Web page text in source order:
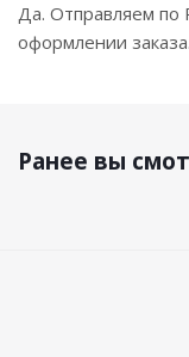
Да. Отправляем по
оформлении заказа.
Ранее вы